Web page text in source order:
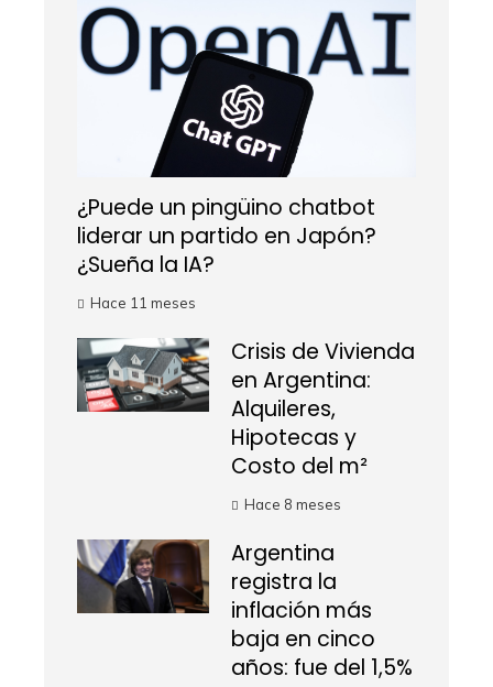
¿Puede un pingüino chatbot
liderar un partido en Japón?
¿Sueña la IA?
Hace 11 meses
Crisis de Vivienda
en Argentina:
Alquileres,
Hipotecas y
Costo del m²
Hace 8 meses
Argentina
registra la
inflación más
baja en cinco
años: fue del 1,5%